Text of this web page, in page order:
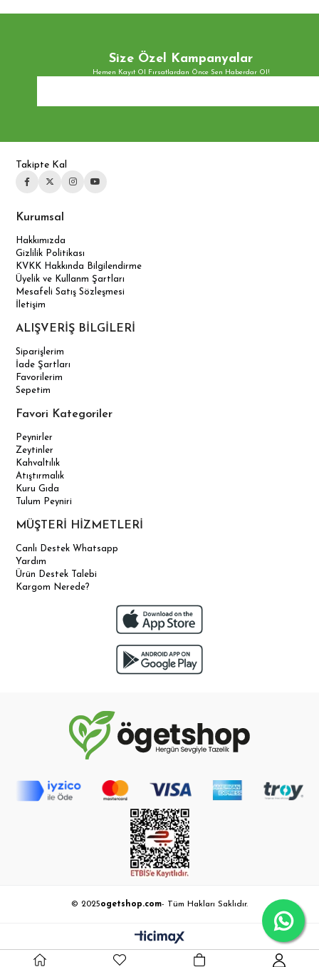
Size Özel Kampanyalar
Hemen Kayıt Ol Fırsatlardan Önce Sen Haberdar Ol!
Takipte Kal
Kurumsal
Hakkımızda
Gizlilik Politikası
KVKK Hakkında Bilgilendirme
Üyelik ve Kullanm Şartları
Mesafeli Satış Sözleşmesi
İletişim
ALIŞVERİŞ BİLGİLERİ
Siparişlerim
İade Şartları
Favorilerim
Sepetim
Favori Kategoriler
Peynirler
Zeytinler
Kahvaltılık
Atıştırmalık
Kuru Gıda
Tulum Peyniri
MÜŞTERİ HİZMETLERİ
Canlı Destek Whatsapp
Yardım
Ürün Destek Talebi
Kargom Nerede?
© 2025ogetshop.com- Tüm Hakları Saklıdır.